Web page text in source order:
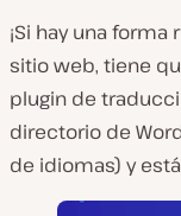
¡Si hay una
sitio web, tiene
plugin de
directorio de
de idiomas) y